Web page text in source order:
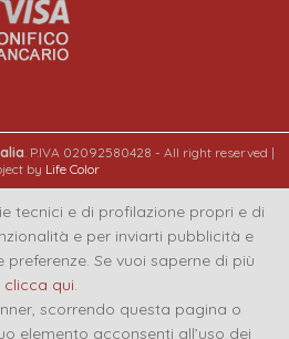
. P.IVA 02092580428 - All right reserved |
by Life Color
tecnici e di profilazione propri e di
e per inviarti pubblicità e
preferenze. Se vuoi saperne di più
clicca qui.
scorrendo questa pagina o
elemento acconsenti all’uso dei